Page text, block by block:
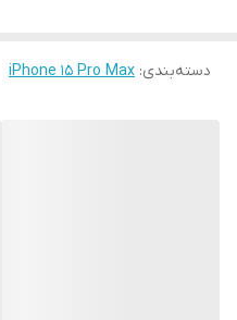
رنگ مشکی دسته‌بندی:
iPhone 15 Pro Max